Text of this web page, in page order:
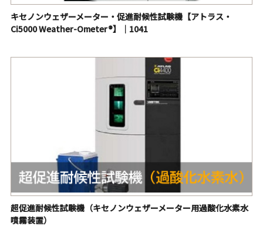
キセノンウェザーメーター・促進耐候性試験機【アトラス・
Ci5000 Weather-Ometer®】｜1041
超促進耐候性試験機（キセノンウェザーメーター用過酸化水素水
噴霧装置）